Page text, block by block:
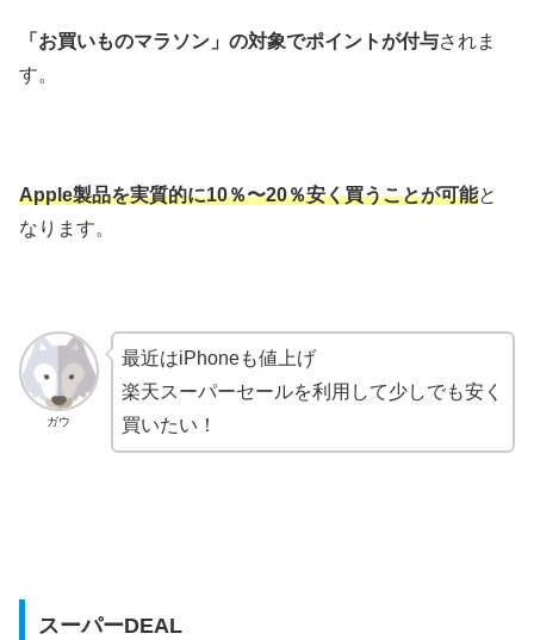
「お買いものマラソン」の対象でポイントが付与されま
す。
Apple製品を実質的に10％〜20％安く買うことが可能と
なります。
ガウ
最近はiPhoneも値上げ
楽天スーパーセールを利用して少しでも安く
買いたい！
スーパーDEAL